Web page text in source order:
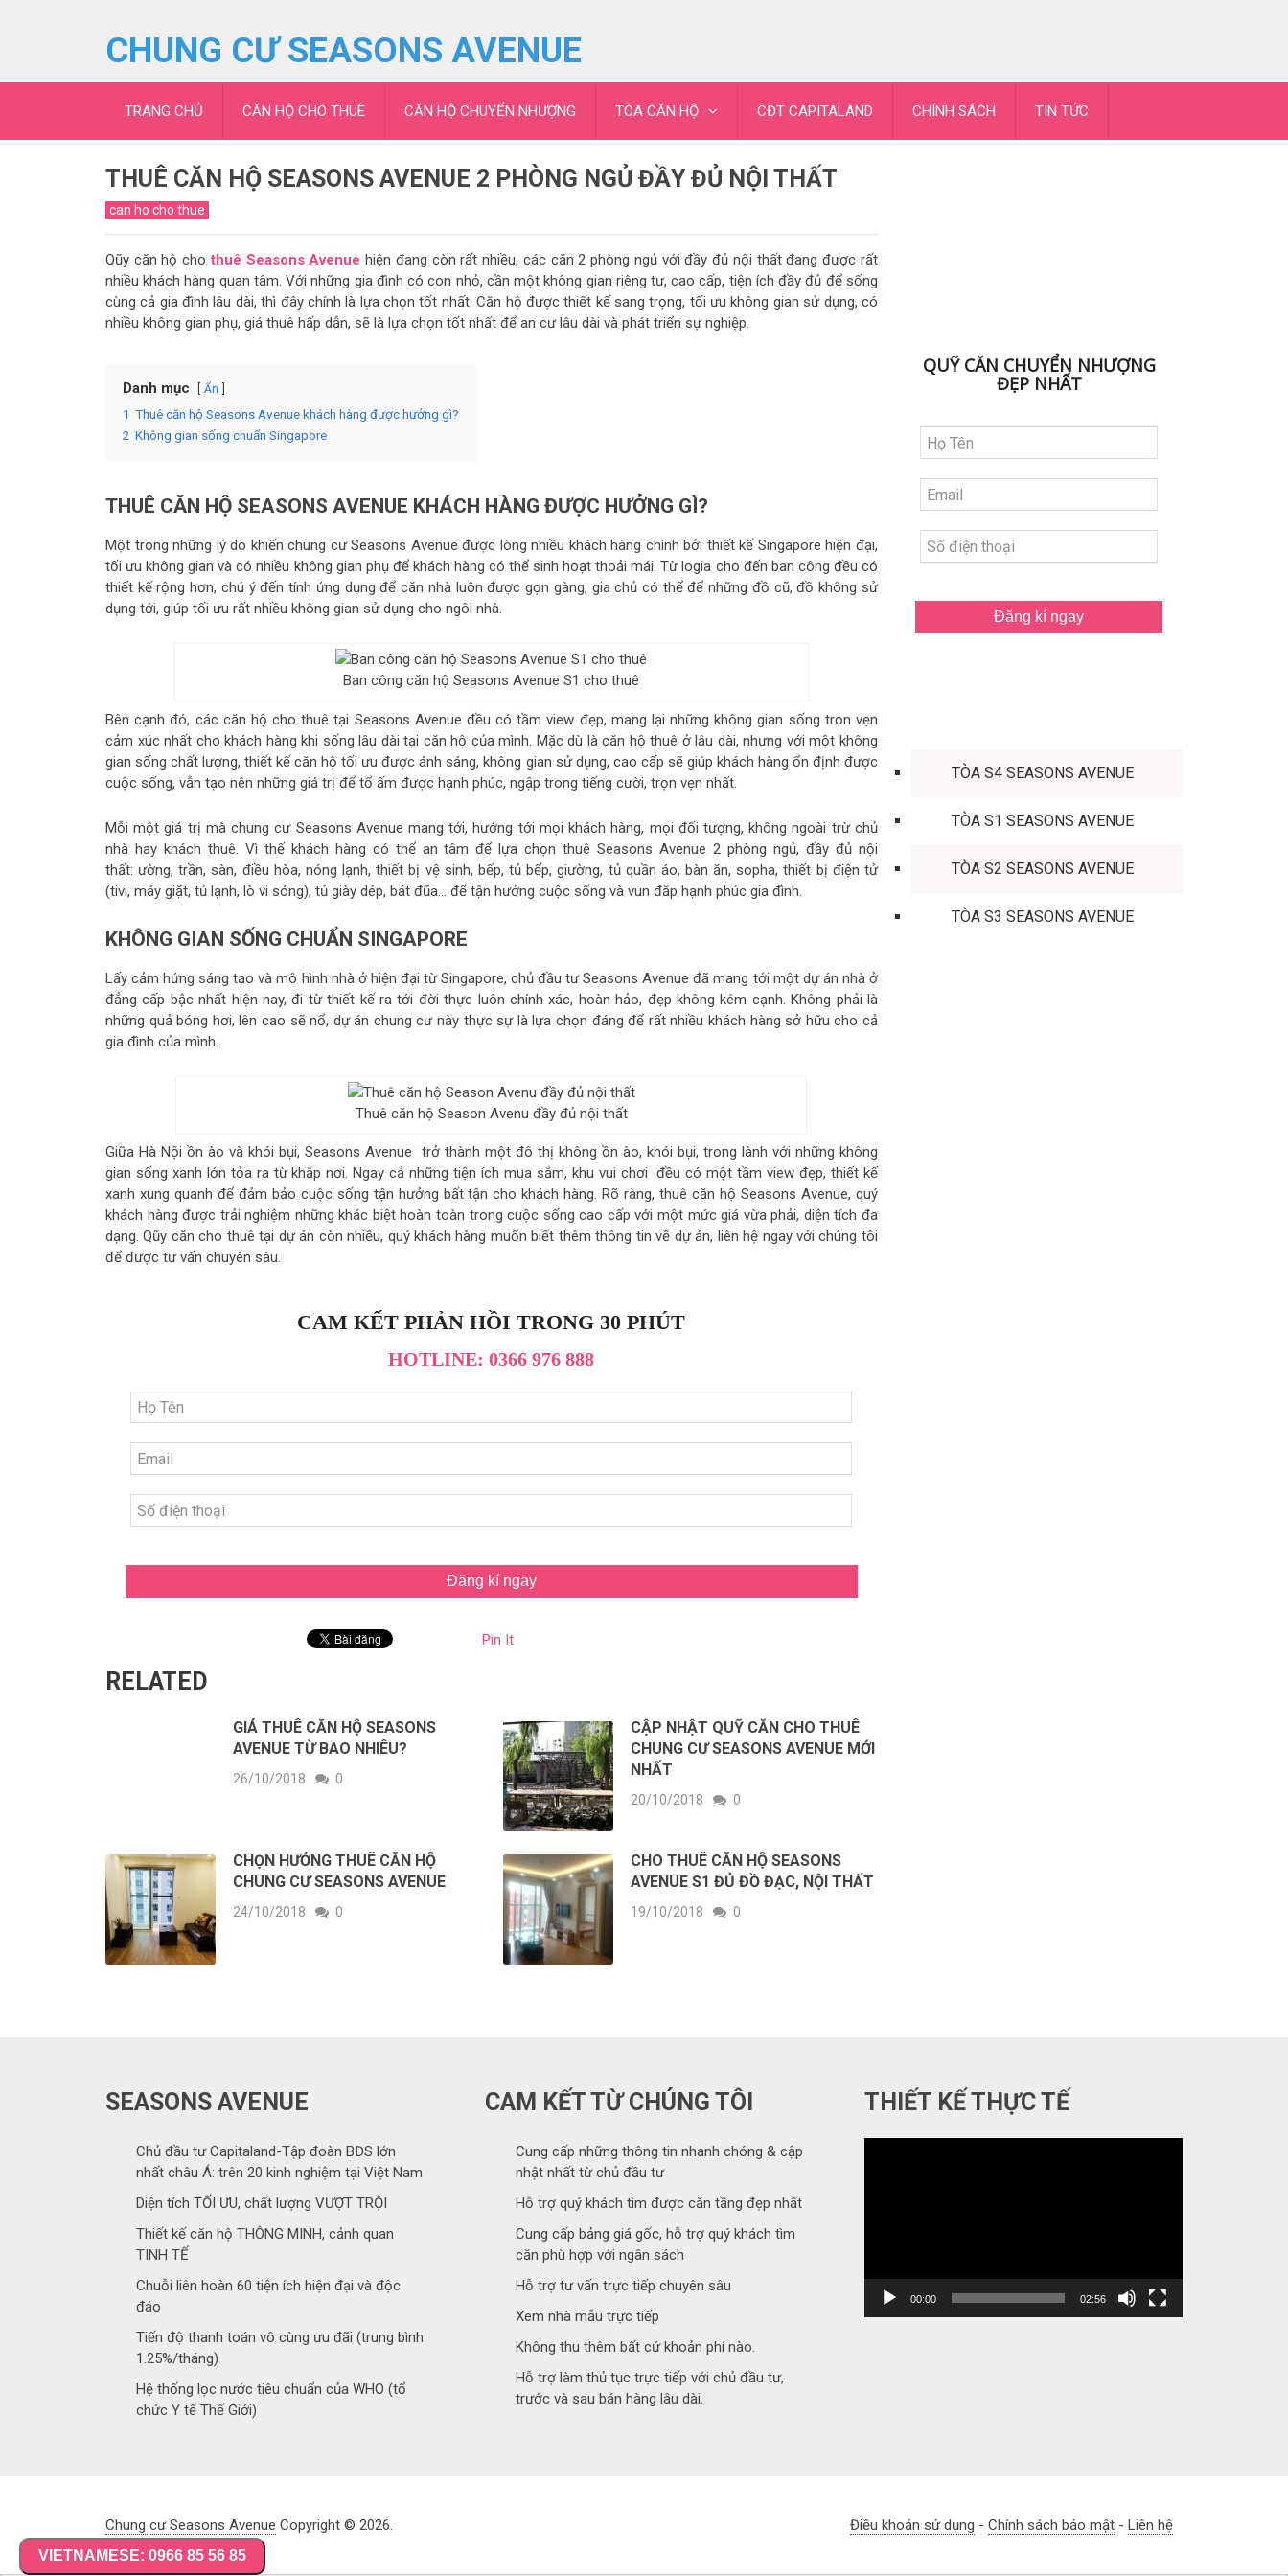
CHUNG CƯ SEASONS AVENUE
TRANG CHỦ CĂN HỘ CHO THUÊ CĂN HỘ CHUYỂN NHƯỢNG TÒA CĂN HỘ CĐT CAPITALAND CHÍNH SÁCH TIN TỨC
THUÊ CĂN HỘ SEASONS AVENUE 2 PHÒNG NGỦ ĐẦY ĐỦ NỘI THẤT
can ho cho thue
Qũy căn hộ chothuê Seasons Avenue hiện đang còn rất nhiều, các căn 2 phòng ngủ với đầy đủ nội thất đang được rất
nhiều khách hàng quan tâm. Với những gia đình có con nhỏ, cần một không gian riêng tư, cao cấp, tiện ích đầy đủ để sống
cùng cả gia đình lâu dài, thì đây chính là lựa chọn tốt nhất. Căn hộ được thiết kế sang trọng, tối ưu không gian sử dụng, có
nhiều không gian phụ, giá thuê hấp dẫn, sẽ là lựa chọn tốt nhất để an cư lâu dài và phát triển sự nghiệp.
Danh mục Ẩn
1 Thuê căn hộ Seasons Avenue khách hàng được hưởng gì?
2 Không gian sống chuẩn Singapore
THUÊ CĂN HỘ SEASONS AVENUE KHÁCH HÀNG ĐƯỢC HƯỞNG GÌ?
Một trong những lý do khiến chung cư Seasons Avenue được lòng nhiều khách hàng chính bởi thiết kế Singapore hiện đại,
tối ưu không gian và có nhiều không gian phụ để khách hàng có thể sinh hoạt thoải mái. Từ logia cho đến ban công đều có
thiết kế rộng hơn, chú ý đến tính ứng dụng để căn nhà luôn được gọn gàng, gia chủ có thể để những đồ cũ, đồ không sử
dụng tới, giúp tối ưu rất nhiều không gian sử dụng cho ngôi nhà.
Ban công căn hộ Seasons Avenue S1 cho thuê
Bên cạnh đó, các căn hộ cho thuê tại Seasons Avenue đều có tầm view đẹp, mang lại những không gian sống trọn vẹn
cảm xúc nhất cho khách hàng khi sống lâu dài tại căn hộ của mình. Mặc dù là căn hộ thuê ở lâu dài, nhưng với một không
gian sống chất lượng, thiết kế căn hộ tối ưu được ánh sáng, không gian sử dụng, cao cấp sẽ giúp khách hàng ổn định được
cuộc sống, vẫn tạo nên những giá trị để tổ ấm được hạnh phúc, ngập trong tiếng cười, trọn vẹn nhất.
Mỗi một giá trị mà chung cư Seasons Avenue mang tới, hướng tới mọi khách hàng, mọi đối tượng, không ngoài trừ chủ
nhà hay khách thuê. Vì thế khách hàng có thể an tâm để lựa chọn thuê Seasons Avenue 2 phòng ngủ, đầy đủ nội
thất: ường, trần, sàn, điều hòa, nóng lạnh, thiết bị vệ sinh, bếp, tủ bếp, giường, tủ quần áo, bàn ăn, sopha, thiết bị điện tử
(tivi, máy giặt, tủ lạnh, lò vi sóng), tủ giày dép, bát đũa… để tận hưởng cuộc sống và vun đắp hạnh phúc gia đình.
KHÔNG GIAN SỐNG CHUẨN SINGAPORE
Lấy cảm hứng sáng tạo và mô hình nhà ở hiện đại từ Singapore, chủ đầu tư Seasons Avenue đã mang tới một dự án nhà ở
đẳng cấp bậc nhất hiện nay, đi từ thiết kế ra tới đời thực luôn chính xác, hoàn hảo, đẹp không kém cạnh. Không phải là
những quả bóng hơi, lên cao sẽ nổ, dự án chung cư này thực sự là lựa chọn đáng để rất nhiều khách hàng sở hữu cho cả
gia đình của mình.
Thuê căn hộ Season Avenu đầy đủ nội thất
Giữa Hà Nội ồn ào và khói bụi, Seasons Avenue trở thành một đô thị không ồn ào, khói bụi, trong lành với những không
gian sống xanh lớn tỏa ra từ khắp nơi. Ngay cả những tiện ích mua sắm, khu vui chơi đều có một tầm view đẹp, thiết kế
xanh xung quanh để đảm bảo cuộc sống tận hưởng bất tận cho khách hàng. Rõ ràng, thuê căn hộ Seasons Avenue, quý
khách hàng được trải nghiệm những khác biệt hoàn toàn trong cuộc sống cao cấp với một mức giá vừa phải, diện tích đa
dạng. Qũy căn cho thuê tại dự án còn nhiều, quý khách hàng muốn biết thêm thông tin về dự án, liên hệ ngay với chúng tôi
để được tư vấn chuyên sâu.
CAM KẾT PHẢN HỒI TRONG 30 PHÚT
HOTLINE: 0366 976 888
Đăng kí ngay
Pin It
RELATED
GIÁ THUÊ CĂN HỘ SEASONS
AVENUE TỪ BAO NHIÊU?
26/10/2018 0
CẬP NHẬT QUỸ CĂN CHO THUÊ
CHUNG CƯ SEASONS AVENUE MỚI
NHẤT
20/10/2018 0
CHỌN HƯỚNG THUÊ CĂN HỘ
CHUNG CƯ SEASONS AVENUE
24/10/2018 0
CHO THUÊ CĂN HỘ SEASONS
AVENUE S1 ĐỦ ĐỒ ĐẠC, NỘI THẤT
19/10/2018 0
QUỸ CĂN CHUYỂN NHƯỢNG
ĐẸP NHẤT
Đăng kí ngay
TÒA S4 SEASONS AVENUE
TÒA S1 SEASONS AVENUE
TÒA S2 SEASONS AVENUE
TÒA S3 SEASONS AVENUE
SEASONS AVENUE
Chủ đầu tư Capitaland-Tập đoàn BĐS lớn
nhất châu Á: trên 20 kinh nghiệm tại Việt Nam
Diện tích TỐI ƯU, chất lượng VƯỢT TRỘI
Thiết kế căn hộ THÔNG MINH, cảnh quan
TINH TẾ
Chuỗi liên hoàn 60 tiện ích hiện đại và độc
đáo
Tiến độ thanh toán vô cùng ưu đãi (trung bình
1.25%/tháng)
Hệ thống lọc nước tiêu chuẩn của WHO (tổ
chức Y tế Thế Giới)
CAM KẾT TỪ CHÚNG TÔI
Cung cấp những thông tin nhanh chóng & cập
nhật nhất từ chủ đầu tư
Hỗ trợ quý khách tìm được căn tầng đẹp nhất
Cung cấp bảng giá gốc, hỗ trợ quý khách tìm
căn phù hợp với ngân sách
Hỗ trợ tư vấn trực tiếp chuyên sâu
Xem nhà mẫu trực tiếp
Không thu thêm bất cứ khoản phí nào.
Hỗ trợ làm thủ tục trực tiếp với chủ đầu tư,
trước và sau bán hàng lâu dài.
THIẾT KẾ THỰC TẾ
00:00 02:56
Chung cư Seasons Avenue Copyright © 2026. Điều khoản sử dụng - Chính sách bảo mật - Liên hệ
VIETNAMESE: 0966 85 56 85